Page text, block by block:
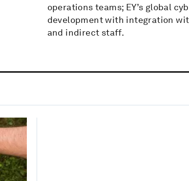
operations teams; EY’s global
development with integration
and indirect staff.